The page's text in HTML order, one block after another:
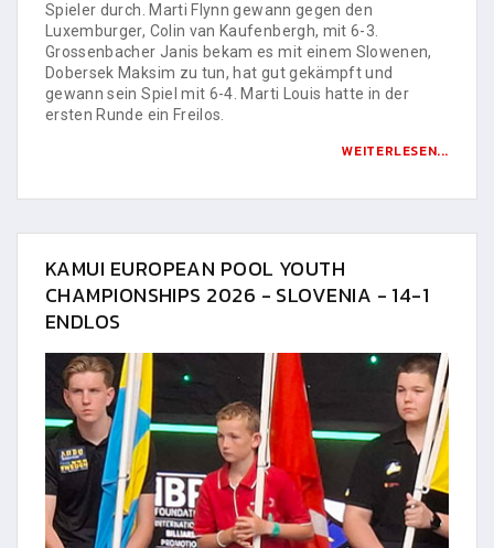
Spieler durch. Marti Flynn gewann gegen den
Luxemburger, Colin van Kaufenbergh, mit 6-3.
Grossenbacher Janis bekam es mit einem Slowenen,
Dobersek Maksim zu tun, hat gut gekämpft und
gewann sein Spiel mit 6-4. Marti Louis hatte in der
ersten Runde ein Freilos.
WEITERLESEN...
KAMUI EUROPEAN POOL YOUTH
CHAMPIONSHIPS 2026 - SLOVENIA - 14-1
ENDLOS